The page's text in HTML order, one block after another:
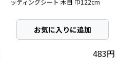
ッティングシート 木目 巾122cm
お気に入りに追加
483円